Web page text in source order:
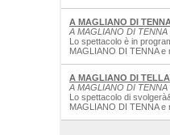
A MAGLIANO DI TENNA
A MAGLIANO DI TENNA
Lo spettacolo è in
MAGLIANO DI TENNA e
A MAGLIANO DI TELLA
A MAGLIANO DI TENNA
Lo spettacolo di
MAGLIANO DI TENNA e